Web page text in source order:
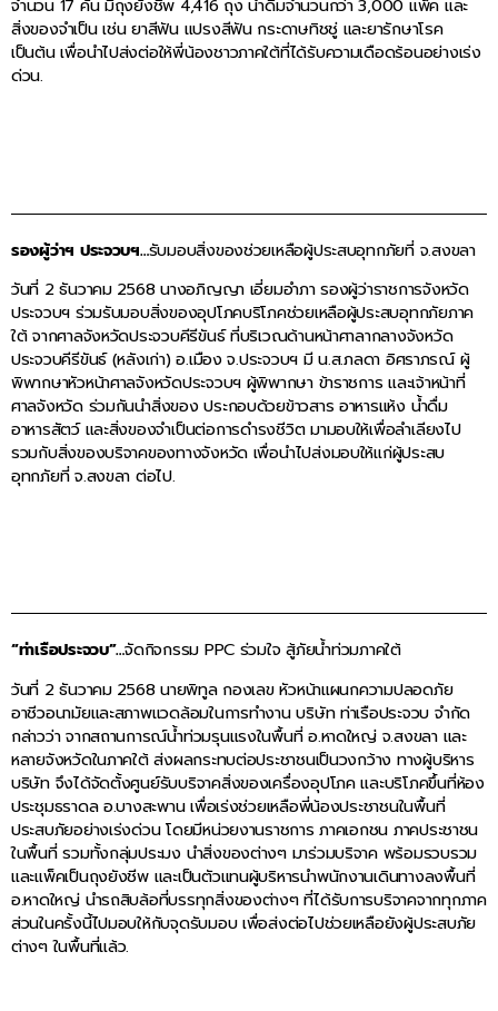
จำนวน 17 คัน มีถุงยังชีพ 4,416 ถุง น้ำดื่มจำนวนกว่า 3,000 แพ็ค และ
สิ่งของจำเป็น เช่น ยาสีฟัน แปรงสีฟัน กระดาษทิชชู่ และยารักษาโรค
เป็นต้น เพื่อนำไปส่งต่อให้พี่น้องชาวภาคใต้ที่ได้รับความเดือดร้อนอย่างเร่ง
ด่วน.
รองผู้ว่าฯ ประจวบฯ…รับมอบสิ่งของช่วยเหลือผู้ประสบอุทกภัยที่ จ.สงขลา
วันที่ 2 ธันวาคม 2568 นางอภิญญา เอี่ยมอําภา รองผู้ว่าราชการจังหวัด
ประจวบฯ ร่วมรับมอบสิ่งของอุปโภคบริโภคช่วยเหลือผู้ประสบอุทกภัยภาค
ใต้ จากศาลจังหวัดประจวบคีรีขันธ์ ที่บริเวณด้านหน้าศาลากลางจังหวัด
ประจวบคีรีขันธ์ (หลังเก่า) อ.เมือง จ.ประจวบฯ มี น.ส.ภลดา อิศราภรณ์ ผู้
พิพากษาหัวหน้าศาลจังหวัดประจวบฯ ผู้พิพากษา ข้าราชการ และเจ้าหน้าที่
ศาลจังหวัด ร่วมกันนำสิ่งของ ประกอบด้วยข้าวสาร อาหารแห้ง น้ำดื่ม
อาหารสัตว์ และสิ่งของจำเป็นต่อการดำรงชีวิต มามอบให้เพื่อลำเลียงไป
รวมกับสิ่งของบริจาคของทางจังหวัด เพื่อนำไปส่งมอบให้แก่ผู้ประสบ
อุทกภัยที่ จ.สงขลา ต่อไป.
“ท่าเรือประจวบ”…จัดกิจกรรม PPC ร่วมใจ สู้ภัยน้ำท่วมภาคใต้
วันที่ 2 ธันวาคม 2568 นายพิทูล กองเลข หัวหน้าแผนกความปลอดภัย
อาชีวอนามัยและสภาพแวดล้อมในการทำงาน บริษัท ท่าเรือประจวบ จำกัด
กล่าวว่า จากสถานการณ์น้ำท่วมรุนแรงในพื้นที่ อ.หาดใหญ่ จ.สงขลา และ
หลายจังหวัดในภาคใต้ ส่งผลกระทบต่อประชาชนเป็นวงกว้าง ทางผู้บริหาร
บริษัท จึงได้จัดตั้งศูนย์รับบริจาคสิ่งของเครื่องอุปโภค และบริโภคขึ้นที่ห้อง
ประชุมธราดล อ.บางสะพาน เพื่อเร่งช่วยเหลือพี่น้องประชาชนในพื้นที่
ประสบภัยอย่างเร่งด่วน โดยมีหน่วยงานราชการ ภาคเอกชน ภาคประชาชน
ในพื้นที่ รวมทั้งกลุ่มประมง นำสิ่งของต่างๆ มาร่วมบริจาค พร้อมรวบรวม
และแพ็คเป็นถุงยังชีพ และเป็นตัวแทนผู้บริหารนำพนักงานเดินทางลงพื้นที่
อ.หาดใหญ่ นำรถสิบล้อที่บรรทุกสิ่งของต่างๆ ที่ได้รับการบริจาคจากทุกภาค
ส่วนในครั้งนี้ไปมอบให้กับจุดรับมอบ เพื่อส่งต่อไปช่วยเหลือยังผู้ประสบภัย
ต่างๆ ในพื้นที่แล้ว.